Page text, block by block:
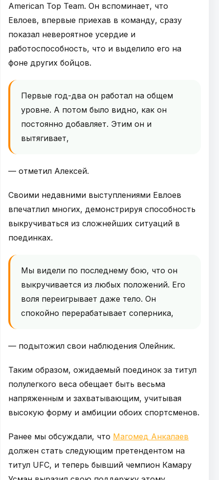
American Top Team. Он вспоминает, что
Евлоев, впервые приехав в команду, сразу
показал невероятное усердие и
работоспособность, что и выделило его на
фоне других бойцов.
Первые год-два он работал на общем
уровне. А потом было видно, как он
постоянно добавляет. Этим он и
вытягивает,
— отметил Алексей.
Своими недавними выступлениями Евлоев
впечатлил многих, демонстрируя способность
выкручиваться из сложнейших ситуаций в
поединках.
Мы видели по последнему бою, что он
выкручивается из любых положений. Его
воля переигрывает даже тело. Он
спокойно перерабатывает соперника,
— подытожил свои наблюдения Олейник.
Таким образом, ожидаемый поединок за титул
полулегкого веса обещает быть весьма
напряженным и захватывающим, учитывая
высокую форму и амбиции обоих спортсменов.
Ранее мы обсуждали, что Магомед Анкалаев
должен стать следующим претендентом на
титул UFC, и теперь бывший чемпион Камару